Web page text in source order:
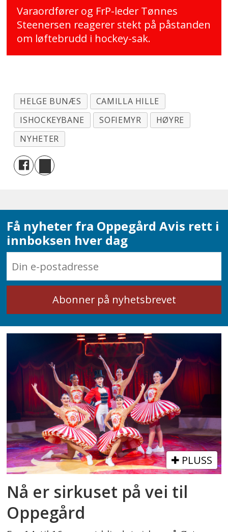
Varaordfører og FrP-leder Tønnes
Steenersen reagerer stekt på påstanden
om løftebrudd i hockey-sak.
HELGE BUNÆS
CAMILLA HILLE
ISHOCKEYBANE
SOFIEMYR
HØYRE
NYHETER
Få nyheter fra Oppegård Avis rett i
innboksen hver dag
PLUSS
Nå er sirkuset på vei til
Oppegård